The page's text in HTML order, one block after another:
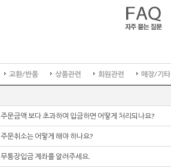
교환/반품 상품관련 회원관련 매장/기타
주문금액 보다 초과하여 입금하면 어떻게 처리되나요?
주문취소는 어떻게 해야 하나요?
무통장입금 계좌를 알려주세요.